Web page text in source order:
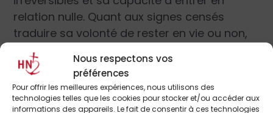
Nous respectons vos
préférences
Pour offrir les meilleures expériences, nous utilisons des
technologies telles que les cookies pour stocker et/ou accéder aux
informations des appareils. Le fait de consentir à ces technologies
relation nulle. Quant aux signes censés
traduire sa volonté de rester en vie ou non,
ils sont bien peu nombreux et susceptibles
d’interprétations variables : ils peuvent donc
difficilement être pris en compte par le
corps médical. En tous les cas, les deux